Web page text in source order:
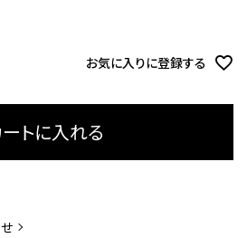
お気に入りに登録する
トに入れる